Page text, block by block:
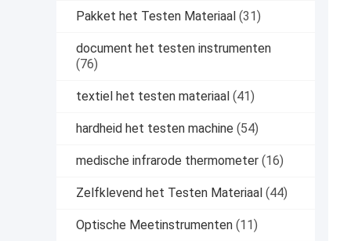
Pakket het Testen Materiaal (31)
document het testen instrumenten
(76)
textiel het testen materiaal (41)
hardheid het testen machine (54)
medische infrarode thermometer (16)
Zelfklevend het Testen Materiaal (44)
Optische Meetinstrumenten (11)